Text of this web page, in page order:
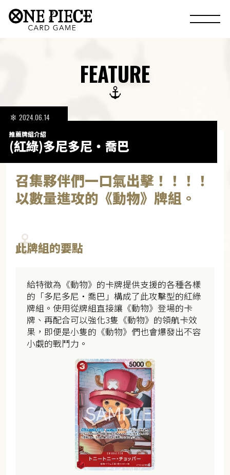
FEATURE
推薦牌組介紹
(紅綠)多尼多尼・喬巴
2024.06.14
召集夥伴們一口氣出擊！！！！
以數量進攻的《動物》牌組。
此牌組的要點
給特徵為《動物》的卡牌提供支援的各種各樣
的「多尼多尼・喬巴」構成了此攻擊型的紅綠
牌組。使用從牌組直接讓《動物》登場的卡
牌、再配合可以強化3隻《動物》的領航卡效
果，即便是小隻的《動物》們也會爆發出不容
小覷的戰鬥力。